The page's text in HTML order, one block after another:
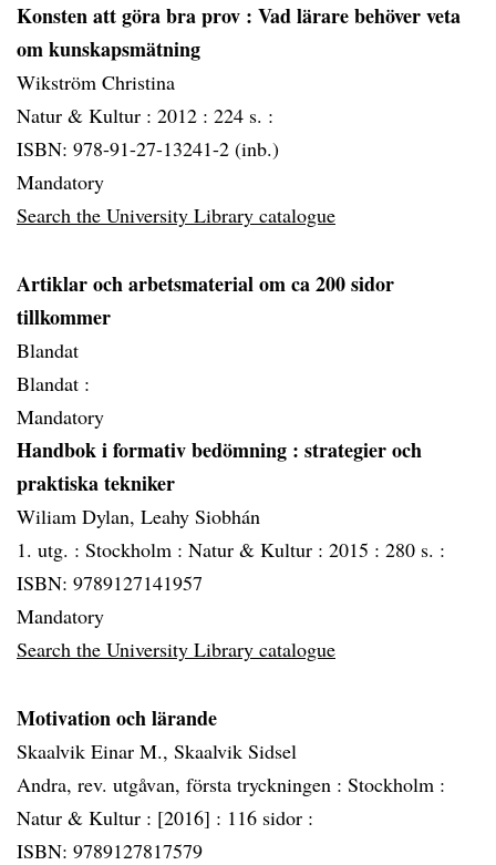
Konsten att göra bra prov : Vad lärare behöver veta
om kunskapsmätning
Wikström Christina
Natur & Kultur : 2012 : 224 s. :
ISBN: 978-91-27-13241-2 (inb.)
Mandatory
Search the University Library catalogue
Artiklar och arbetsmaterial om ca 200 sidor
tillkommer
Blandat
Blandat :
Mandatory
Handbok i formativ bedömning : strategier och
praktiska tekniker
Wiliam Dylan, Leahy Siobhán
1. utg. : Stockholm : Natur & Kultur : 2015 : 280 s. :
ISBN: 9789127141957
Mandatory
Search the University Library catalogue
Motivation och lärande
Skaalvik Einar M., Skaalvik Sidsel
Andra, rev. utgåvan, första tryckningen : Stockholm :
Natur & Kultur : [2016] : 116 sidor :
ISBN: 9789127817579